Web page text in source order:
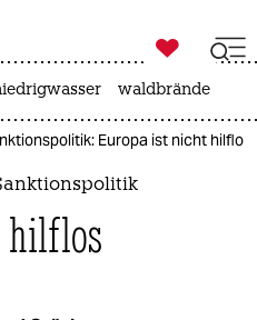
ich

taz zahl ich
waldbrände
Europa ist nicht hilflos
hilflos